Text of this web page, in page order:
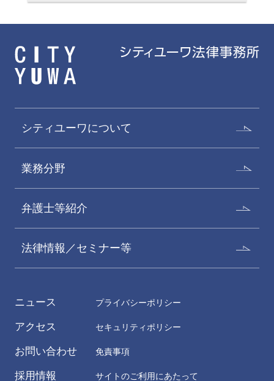
シティユーワについて
業務分野
弁護士等紹介
法律情報／セミナー等
ニュース
アクセス
お問い合わせ
採用情報
プライバシーポリシー
セキュリティポリシー
免責事項
サイトのご利用にあたって